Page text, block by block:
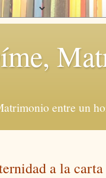
entre un
a la carta